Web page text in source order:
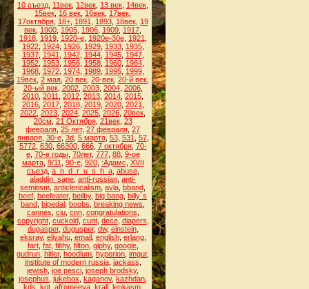
10 съезд 11век 12век 13 век 14век
15век 16 век 16век 17век
17октября, 18+, 1891 1893, 18век, 19
век 1900 1905 1906 1909 1917
1918, 1919, 1920-е, 1920е-30е, 1921
1922, 1924, 1926, 1929, 1933, 1935,
1937, 1941 1942, 1944, 1945, 1947,
1952, 1953, 1956, 1958, 1960, 1964,
1968, 1972, 1974, 1989, 1995, 1999,
19век 2 мая 20 век 20-век 20-й век
20-ый век, 2002, 2003, 2004, 2006,
2010 2011 2012 2013 2014 2015
2016, 2017, 2018, 2019, 2020, 2021
2022 2023 2024 2025 2026 20век
20см 21 Октября, 21век, 23
февраля 25 лет, 27 февраля 27
января, 30-е, 3d, 5 марта, 53, 531 57,
5772, 630, 66300, 666, 7 октября, 70-
е, 70-е годы, 70лет, 777, 88, 9-ое
марта, 9/11 90-е, 920, :Адамс XVII
съезд, a_n_d_r_u_s_h_a, abuse,
aladdin_sane anti-russian anti-
semitism anticlericalism avla bband
beef beefeater, beilby, big bang billy`s
band bipedal boobs breaking news
cannes ciu, cnn, congratulations
copyright, cuckold, cunt, dece, diapers
dugasper, dugusper, dw, einstein,
eksray, eliyahu, email, english, erlang,
fart, fat, filthy, filton, giphy, google,
gudrun hitler, hoodlum hyperion imgur,
institute of modern russia, jackass
jewish joe pesci joseph brodsky,
josephus jukebox kaganov, kazhdan
kds kot_afromeeva, krall, lenkasm,